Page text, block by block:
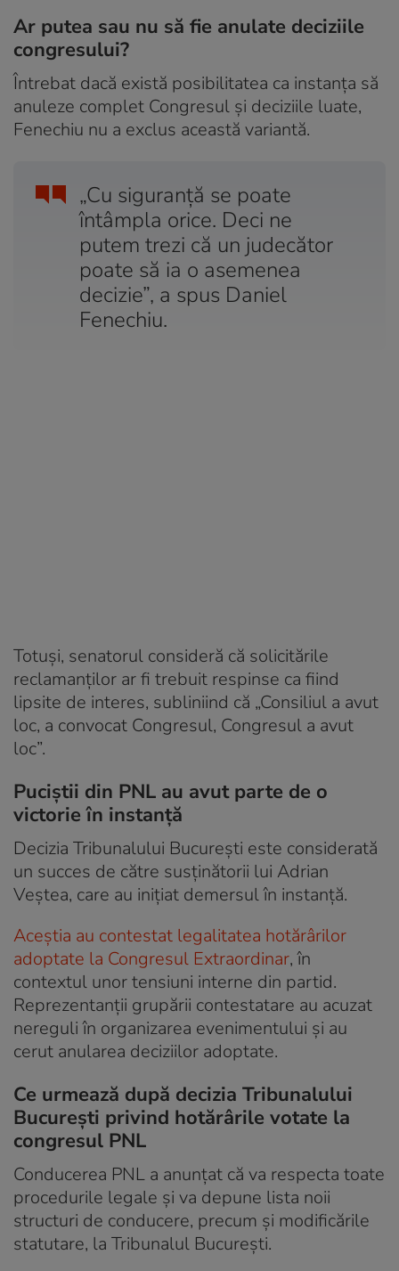
Ar putea sau nu să fie anulate deciziile
congresului?
Întrebat dacă există posibilitatea ca instanța să
anuleze complet Congresul și deciziile luate,
Fenechiu nu a exclus această variantă.
„Cu siguranță se poate
întâmpla orice. Deci ne
putem trezi că un judecător
poate să ia o asemenea
decizie”, a spus Daniel
Fenechiu.
Totuși, senatorul consideră că solicitările
reclamanților ar fi trebuit respinse ca fiind
lipsite de interes, subliniind că „Consiliul a avut
loc, a convocat Congresul, Congresul a avut
loc”.
Puciștii din PNL au avut parte de o
victorie în instanță
Decizia Tribunalului București este considerată
un succes de către susținătorii lui Adrian
Veștea, care au inițiat demersul în instanță.
Aceștia au contestat legalitatea hotărârilor
adoptate la Congresul Extraordinar, în
contextul unor tensiuni interne din partid.
Reprezentanții grupării contestatare au acuzat
nereguli în organizarea evenimentului și au
cerut anularea deciziilor adoptate.
Ce urmează după decizia Tribunalului
București privind hotărârile votate la
congresul PNL
Conducerea PNL a anunțat că va respecta toate
procedurile legale și va depune lista noii
structuri de conducere, precum și modificările
statutare, la Tribunalul București.